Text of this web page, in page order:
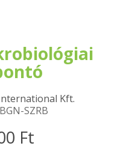
Kft.
SZRB
Ft